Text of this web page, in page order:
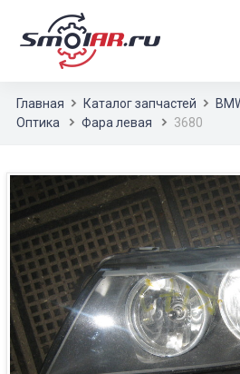
Главная Каталог запчастей
Оптика
Фара левая 3680